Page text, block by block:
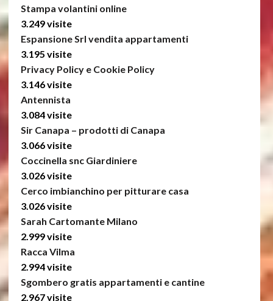
Stampa volantini online
3.249 visite
Espansione Srl vendita appartamenti
3.195 visite
Privacy Policy e Cookie Policy
3.146 visite
Antennista
3.084 visite
Sir Canapa – prodotti di Canapa
3.066 visite
Coccinella snc Giardiniere
3.026 visite
Cerco imbianchino per pitturare casa
3.026 visite
Sarah Cartomante Milano
2.999 visite
Racca Vilma
2.994 visite
Sgombero gratis appartamenti e cantine
2.967 visite